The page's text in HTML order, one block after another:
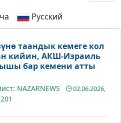
Русский
таандык кемеге кол
кийин, АКШ-Израиль
бар кемени атты
NAZARNEWS
02.06.2026,